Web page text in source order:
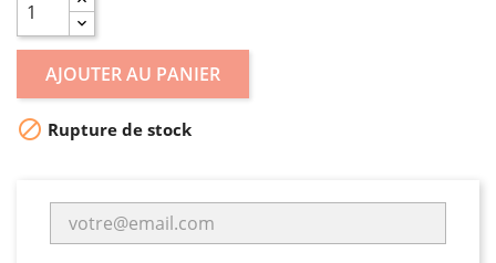
AJOUTER AU PANIER
 Rupture de stock